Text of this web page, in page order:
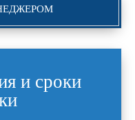
и сроки